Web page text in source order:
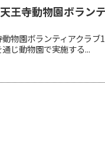
天王寺動物園ボラ
物園ボランティアクラブ
じ動物園で実施する...